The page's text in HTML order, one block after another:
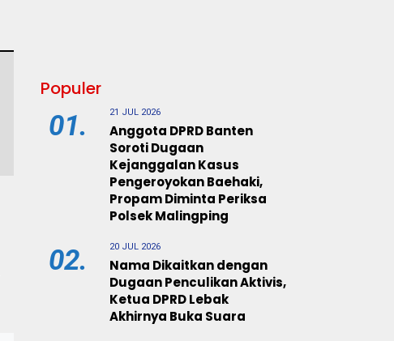
Populer
01. 21 JUL 2026
Anggota DPRD Banten
Soroti Dugaan
Kejanggalan Kasus
Pengeroyokan Baehaki,
Propam Diminta Periksa
Polsek Malingping
02. 20 JUL 2026
Nama Dikaitkan dengan
Dugaan Penculikan Aktivis,
Ketua DPRD Lebak
Akhirnya Buka Suara